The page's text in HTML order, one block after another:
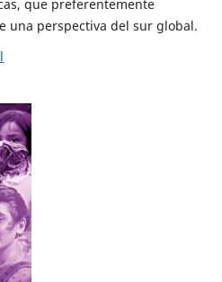
que preferentemente
una perspectiva del sur global.